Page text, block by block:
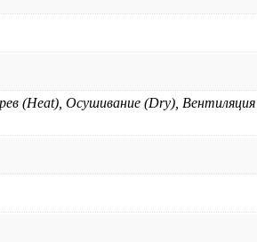
(Heat), Осушивание (Dry),